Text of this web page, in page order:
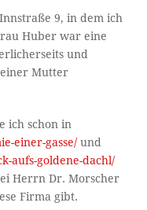
9, in dem ich
Huber war eine
und
Mutter
ich schon in
einer-gasse/ und
aufs-goldene-dachl/
Herrn Dr. Morscher
Firma gibt.